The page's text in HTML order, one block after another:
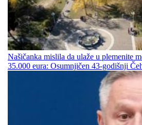
Našičanka mislila da ulaže u plemenite
35.000 eura: Osumnjičen 43-godišnji